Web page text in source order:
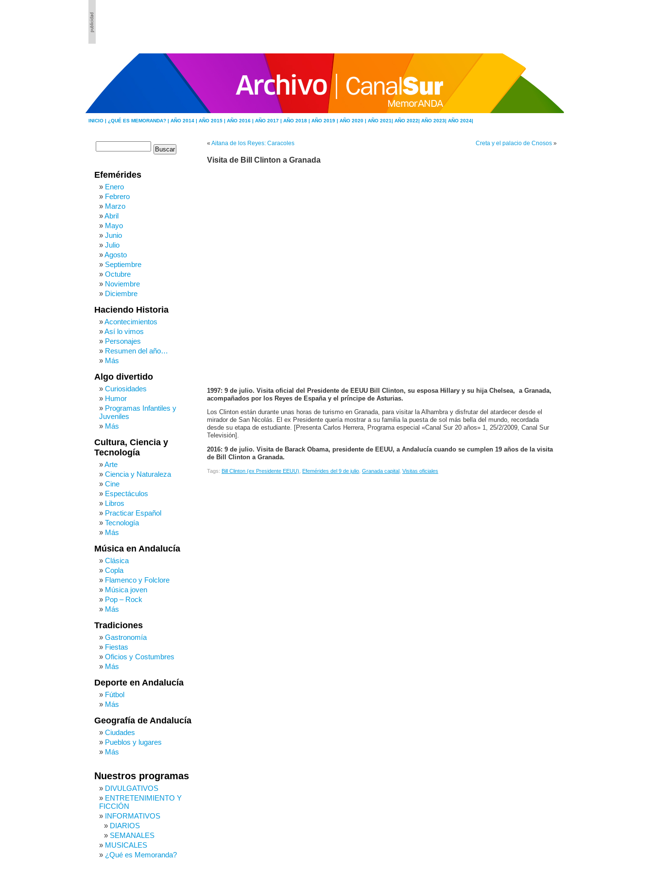
INICIO | ¿QUÉ ES MEMORANDA? | AÑO 2014 | AÑO 2015 | AÑO 2016 | AÑO 2017 | AÑO 2018 | AÑO 2019 | AÑO 2020 | AÑO 2021| AÑO 2022| AÑO 2023| AÑO 2024|
« Aitana de los Reyes: Caracoles Creta y el palacio de Cnosos »
Visita de Bill Clinton a Granada
1997: 9 de julio. Visita oficial del Presidente de EEUU Bill Clinton, su esposa Hillary y su hija Chelsea, a Granada,
acompañados por los Reyes de España y el príncipe de Asturias.
Los Clinton están durante unas horas de turismo en Granada, para visitar la Alhambra y disfrutar del atardecer desde el
mirador de San Nicolás. El ex Presidente quería mostrar a su familia la puesta de sol más bella del mundo, recordada
desde su etapa de estudiante. [Presenta Carlos Herrera, Programa especial «Canal Sur 20 años» 1, 25/2/2009, Canal Sur
Televisión].
2016: 9 de julio. Visita de Barack Obama, presidente de EEUU, a Andalucía cuando se cumplen 19 años de la visita
de Bill Clinton a Granada.
Tags: Bill Clinton (ex Presidente EEUU) Efemérides del 9 de julio Granada capital Visitas oficiales
Efemérides
Enero
Febrero
Marzo
Abril
Mayo
Junio
Julio
Agosto
Septiembre
Octubre
Noviembre
Diciembre
Haciendo Historia
Acontecimientos
Así lo vimos
Personajes
Resumen del año…
Más
Algo divertido
Curiosidades
Humor
Programas Infantiles y
Juveniles
Más
Cultura, Ciencia y
Tecnología
Arte
Ciencia y Naturaleza
Cine
Espectáculos
Libros
Practicar Español
Tecnología
Más
Música en Andalucía
Clásica
Copla
Flamenco y Folclore
Música joven
Pop – Rock
Más
Tradiciones
Gastronomía
Fiestas
Oficios y Costumbres
Más
Deporte en Andalucía
Fútbol
Más
Geografía de Andalucía
Ciudades
Pueblos y lugares
Más
Nuestros programas
DIVULGATIVOS
ENTRETENIMIENTO Y
FICCIÓN
INFORMATIVOS
DIARIOS
SEMANALES
MUSICALES
¿Qué es Memoranda?